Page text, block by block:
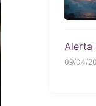
Alerta
09/04/